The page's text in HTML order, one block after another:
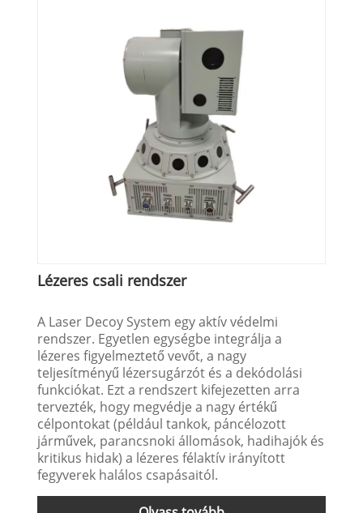
Lézeres csali rendszer
A Laser Decoy System egy aktív védelmi
rendszer. Egyetlen egységbe integrálja a
lézeres figyelmeztető vevőt, a nagy
teljesítményű lézersugárzót és a dekódolási
funkciókat. Ezt a rendszert kifejezetten arra
tervezték, hogy megvédje a nagy értékű
célpontokat (például tankok, páncélozott
járművek, parancsnoki állomások, hadihajók és
kritikus hidak) a lézeres félaktív irányított
fegyverek halálos csapásaitól.